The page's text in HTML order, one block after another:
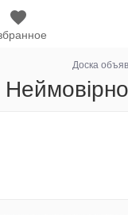
Доска